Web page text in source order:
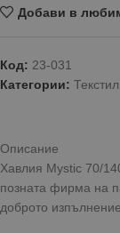
Добави в
Код: 23-031
Категории: Текстил
Описание
Хавлия Mystic 70/
позната фирма на
доброто